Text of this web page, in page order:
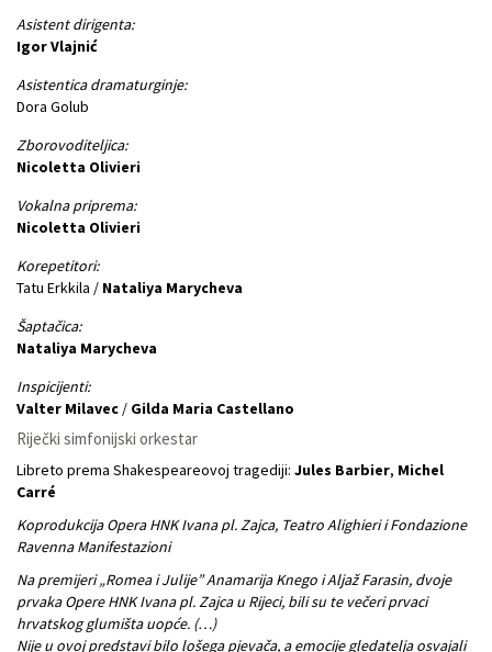
Asistent dirigenta:
Igor Vlajnić
Asistentica dramaturginje:
Dora Golub
Zborovoditeljica:
Nicoletta Olivieri
Vokalna priprema:
Nicoletta Olivieri
Korepetitori:
Tatu Erkkila / Nataliya Marycheva
Šaptačica:
Nataliya Marycheva
Inspicijenti:
Valter Milavec / Gilda Maria Castellano
Riječki simfonijski orkestar
Libreto prema Shakespeareovoj tragediji: Jules Barbier, Michel
Carré
Koprodukcija Opera HNK Ivana pl. Zajca, Teatro Alighieri i Fondazione
Ravenna Manifestazioni
Na premijeri „Romea i Julije” Anamarija Knego i Aljaž Farasin, dvoje
prvaka Opere HNK Ivana pl. Zajca u Rijeci, bili su te večeri prvaci
hrvatskog glumišta uopće. (…)
Nije u ovoj predstavi bilo lošega pjevača, a emocije gledatelja osvajali